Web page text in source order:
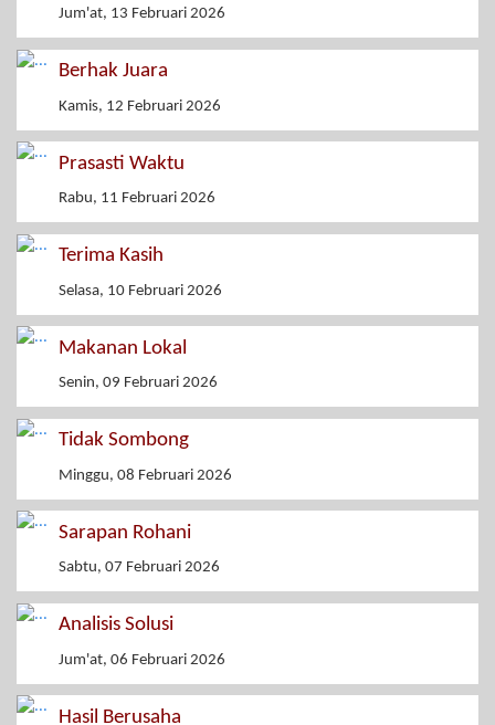
Jum'at, 13 Februari 2026
Berhak Juara
Kamis, 12 Februari 2026
Prasasti Waktu
Rabu, 11 Februari 2026
Terima Kasih
Selasa, 10 Februari 2026
Makanan Lokal
Senin, 09 Februari 2026
Tidak Sombong
Minggu, 08 Februari 2026
Sarapan Rohani
Sabtu, 07 Februari 2026
Analisis Solusi
Jum'at, 06 Februari 2026
Hasil Berusaha